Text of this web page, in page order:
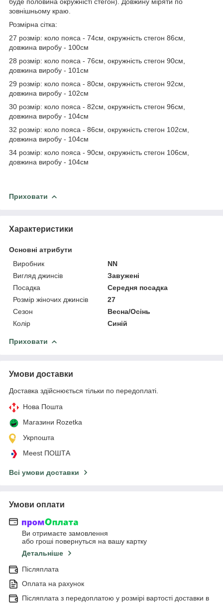
зовнішньому краю.
Розмірна сітка:
27 розмір: коло пояса - 74см, окружність стегон 86см,
довжина виробу - 100см
28 розмір: коло пояса - 76см, окружність стегон 90см,
довжина виробу - 101см
29 розмір: коло пояса - 80см, окружність стегон 92см,
довжина виробу - 102см
30 розмір: коло пояса - 82см, окружність стегон 96см,
довжина виробу - 104см
32 розмір: коло пояса - 86см, окружність стегон 102см,
довжина виробу - 104см
34 розмір: коло пояса - 90см, окружність стегон 106см,
довжина виробу - 104см
Приховати
Характеристики
Основні атрибути
Виробник
NN
Вигляд джинсів
Завужені
Посадка
Середня посадка
Розмір жіночих джинсів
27
Сезон
Весна/Осінь
Колір
Синій
Приховати
Умови доставки
Доставка здійснюється тільки по передоплаті.
Нова Пошта
Магазини Rozetka
Укрпошта
Meest ПОШТА
Всі умови доставки
Умови оплати
Ви отримаєте замовлення
або гроші повернуться на вашу картку
Детальніше
Післяплата
Оплата на рахунок
Післяплата з передоплатою у розмірі вартості доставки в